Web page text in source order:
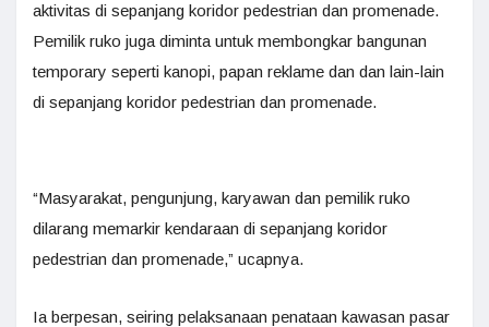
aktivitas di sepanjang koridor pedestrian dan promenade.
Pemilik ruko juga diminta untuk membongkar bangunan
temporary seperti kanopi, papan reklame dan dan lain-lain
di sepanjang koridor pedestrian dan promenade.
“Masyarakat, pengunjung, karyawan dan pemilik ruko
dilarang memarkir kendaraan di sepanjang koridor
pedestrian dan promenade,” ucapnya.
Ia berpesan, seiring pelaksanaan penataan kawasan pasar